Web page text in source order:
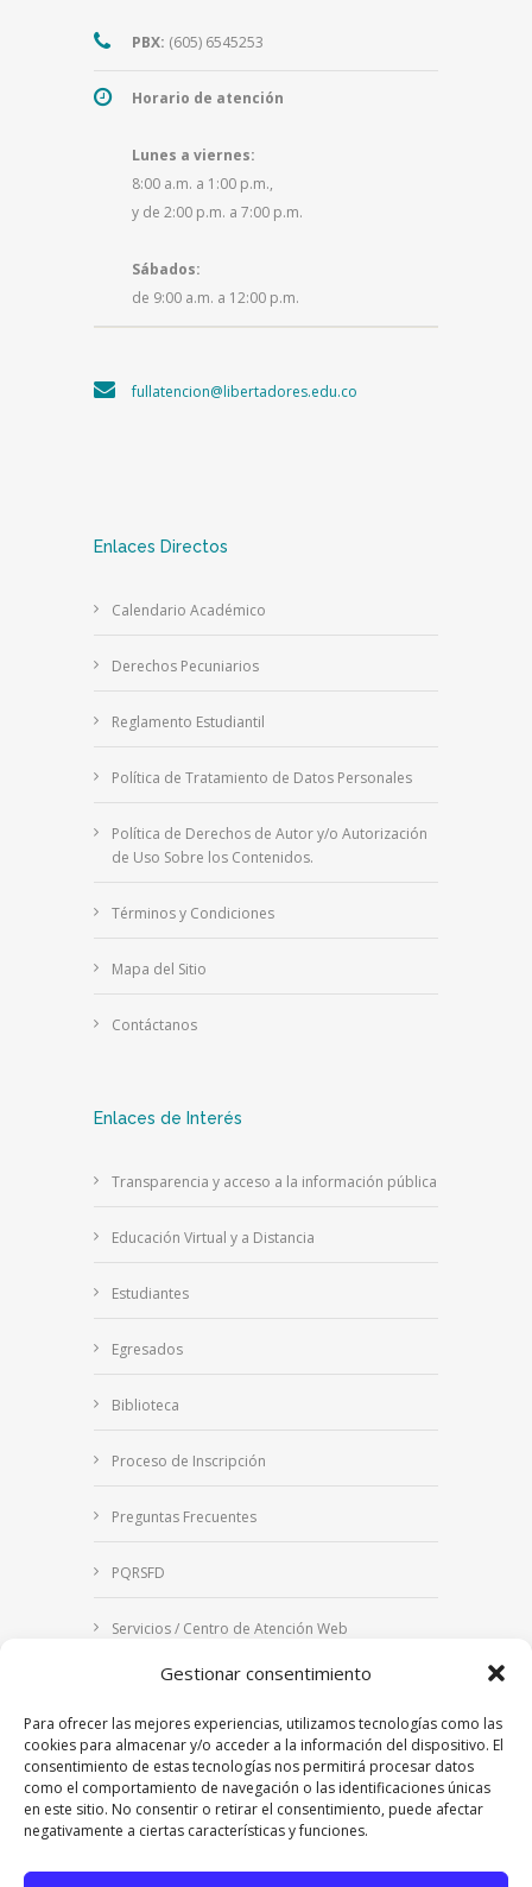
Gestionar consentimiento
Para ofrecer las mejores experiencias, utilizamos tecnologías como las
cookies para almacenar y/o acceder a la información del dispositivo. El
consentimiento de estas tecnologías nos permitirá procesar datos
como el comportamiento de navegación o las identificaciones únicas
en este sitio. No consentir o retirar el consentimiento, puede afectar
negativamente a ciertas características y funciones.
PBX: (605) 6545253
Horario de atención
Lunes a viernes:
8:00 a.m. a 1:00 p.m.,
y de 2:00 p.m. a 7:00 p.m.
Sábados:
de 9:00 a.m. a 12:00 p.m.
fullatencion@libertadores.edu.co
Enlaces Directos
Calendario Académico
Derechos Pecuniarios
Reglamento Estudiantil
Política de Tratamiento de Datos Personales
Política de Derechos de Autor y/o Autorización
de Uso Sobre los Contenidos.
Términos y Condiciones
Mapa del Sitio
Contáctanos
Enlaces de Interés
Transparencia y acceso a la información pública
Educación Virtual y a Distancia
Estudiantes
Egresados
Biblioteca
Proceso de Inscripción
Preguntas Frecuentes
PQRSFD
Servicios / Centro de Atención Web
Correo Institucional
Notificaciones judiciales